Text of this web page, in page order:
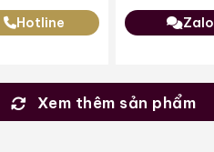
Hotline Zalo
Xem thêm sản phẩm